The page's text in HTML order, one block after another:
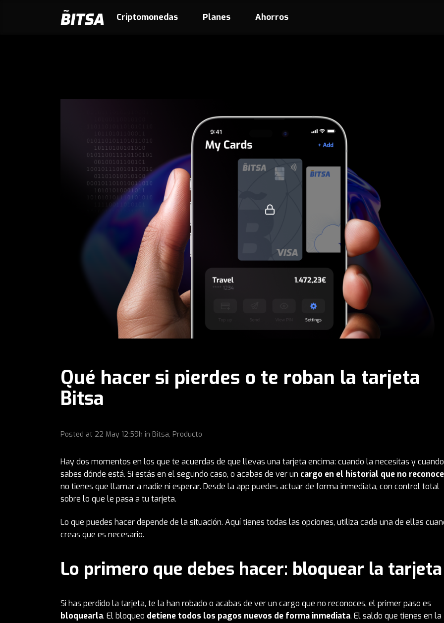
Criptomonedas Planes Ahorros
Qué hacer si pierdes o te roban la tarjeta
Bitsa
Posted at 22 May 12:59h in Bitsa, Producto
Hay dos momentos en los que te acuerdas de que llevas una tarjeta encima: cuando la necesitas y
sabes dónde está. Si estás en el segundo caso, o acabas de ver un cargo en el historial que no
no tienes que llamar a nadie ni esperar. Desde la app puedes actuar de forma inmediata, con control total
sobre lo que le pasa a tu tarjeta.
Lo que puedes hacer depende de la situación. Aquí tienes todas las opciones, utiliza cada una de ellas
creas que es necesario.
Lo primero que debes hacer: bloquear la tarjeta
Si has perdido la tarjeta, te la han robado o acabas de ver un cargo que no reconoces, el primer paso es
bloquearla. El bloqueo detiene todos los pagos nuevos de forma inmediata. El saldo que tienes en la